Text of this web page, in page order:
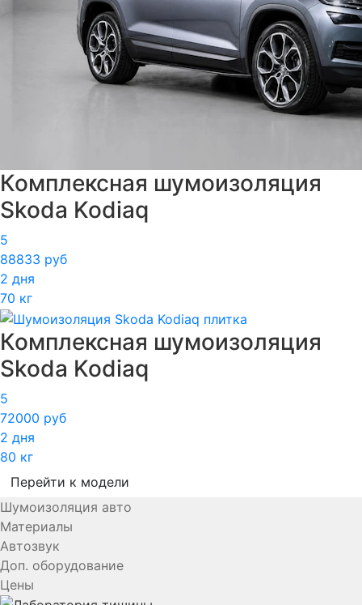
Комплексная шумоизоляция
Skoda Kodiaq
5
88833 руб
2 дня
70 кг
Комплексная шумоизоляция
Skoda Kodiaq
5
72000 руб
2 дня
80 кг
Перейти к модели
Шумоизоляция авто
Материалы
Автозвук
Доп. оборудование
Цены